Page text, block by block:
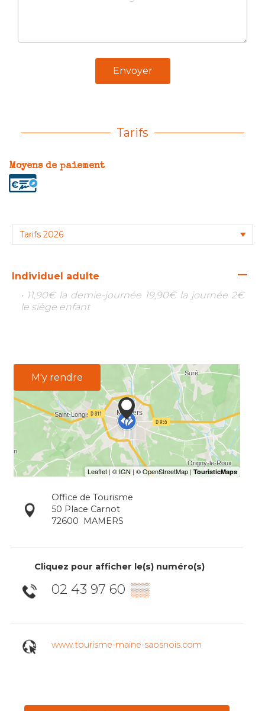
Envoyer
Tarifs
Moyens de paiement
Individuel adulte
—
• 11,90€ la demie-journée 19,90€ la journée 2€
le siège enfant
M'y rendre
Office de Tourisme
50 Place Carnot
72600
MAMERS
Cliquez pour afficher le(s) numéro(s)
02 43 97 60 ▒▒
www.tourisme-maine-saosnois.com